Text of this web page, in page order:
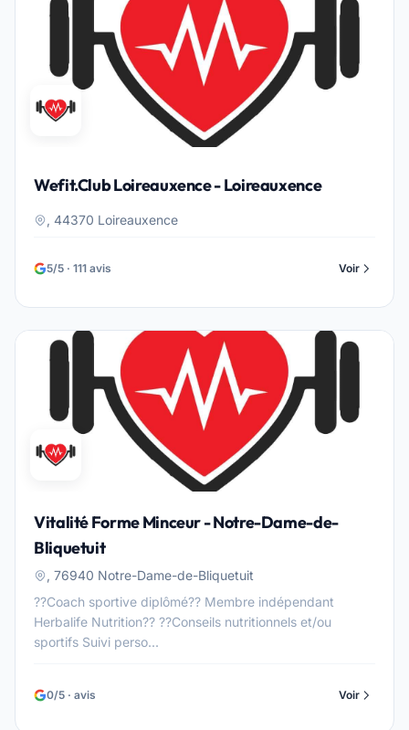
Wefit.Club Loireauxence - Loireauxence
, 44370 Loireauxence
5/5 · 111 avis Voir
Vitalité Forme Minceur - Notre-Dame-de-
Bliquetuit
, 76940 Notre-Dame-de-Bliquetuit
??Coach sportive diplômé?? Membre indépendant
Herbalife Nutrition?? ??Conseils nutritionnels et/ou
sportifs Suivi perso...
0/5 · avis Voir